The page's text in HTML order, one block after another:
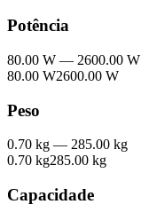
Potência
80.00 W — 2600.00 W
80.00 W2600.00 W
Peso
0.70 kg — 285.00 kg
0.70 kg285.00 kg
Capacidade